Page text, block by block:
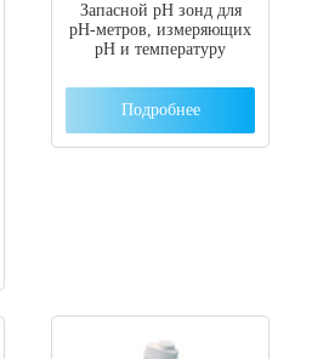
Запасной pH зонд для
pH-метров, измеряющих
pH и температуру
Подробнее